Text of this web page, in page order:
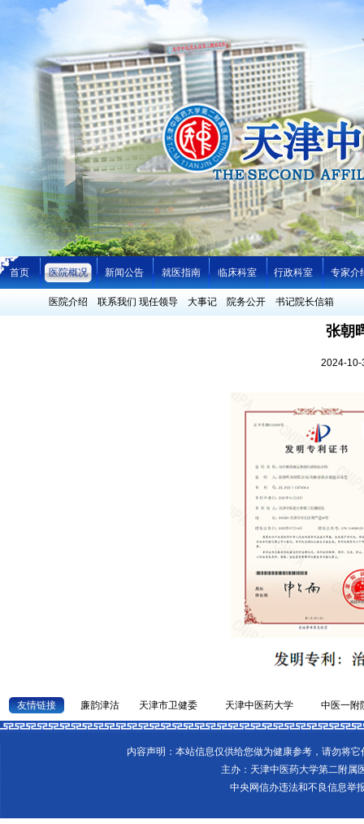
首页 医院概况 新闻公告 就医指南 临床科室 行政科室 专家介
医院介绍 联系我们 现任领导 大事记 院务公开 书记院长信箱
张朝
2024-10-
友情链接 廉韵津沽 天津市卫健委 天津中医药大学 中医一附
内容声明：本站信息仅供给您做为健康参考，请勿将
主办：天津中医药大学第二附属
中央网信办违法和不良信息举